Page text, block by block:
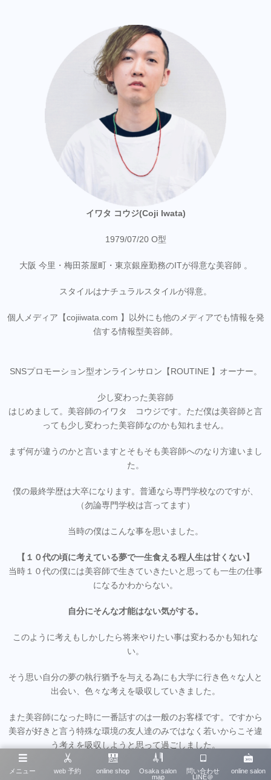
イワタ コウジ(Coji Iwata)
1979/07/20 O型
大阪 今里・梅田茶屋町・東京銀座勤務のITが得意な美容師 。
スタイルはナチュラルスタイルが得意。
個人メディア【cojiiwata.com 】以外にも他のメディアでも情報を発
信する情報型美容師。
SNSプロモーション型オンラインサロン【ROUTINE 】オーナー。
少し変わった美容師
はじめまして。美容師のイワタ コウジです。ただ僕は美容師と言
っても少し変わった美容師なのかも知れません。
まず何が違うのかと言いますとそもそも美容師へのなり方違いまし
た。
僕の最終学歴は大卒になります。普通なら専門学校なのですが、
（勿論専門学校は言ってます）
当時の僕はこんな事を思いました。
【１０代の頃に考えている夢で一生食える程人生は甘くない】
当時１０代の僕には美容師で生きていきたいと思っても一生の仕事
になるかわからない。
自分にそんな才能はない気がする。
このように考えもしかしたら将来やりたい事は変わるかも知れな
い。
そう思い自分の夢の執行猶予を与える為にも大学に行き色々な人と
出会い、色々な考えを吸収していきました。
また美容師になった時に一番話すのは一般のお客様です。ですから
美容が好きと言う特殊な環境の友人達のみではなく若いからこそ違
う考えを吸収しようと思って過ごしました。
ここがあるので未だにお客様とする会話は美容師らしくないのかも
メニュー web 予約 online shop
Osaka salon
map
問い合わせ
LINE＠
online salon